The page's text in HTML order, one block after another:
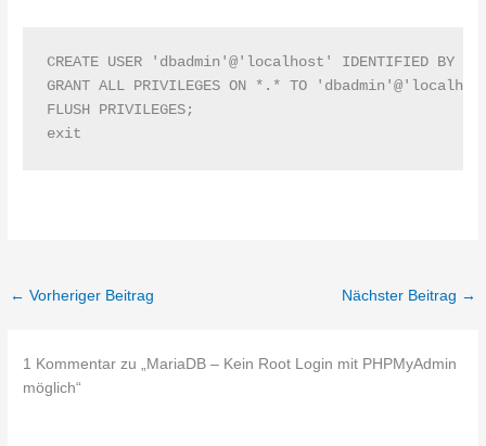
CREATE USER 'dbadmin'@'localhost' IDENTIFIED BY
GRANT ALL PRIVILEGES ON *.* TO
FLUSH PRIVILEGES;
exit
← Vorheriger Beitrag Nächster Beitrag →
1 Kommentar zu „MariaDB – Kein Root Login mit PHPMyAdmin
möglich“